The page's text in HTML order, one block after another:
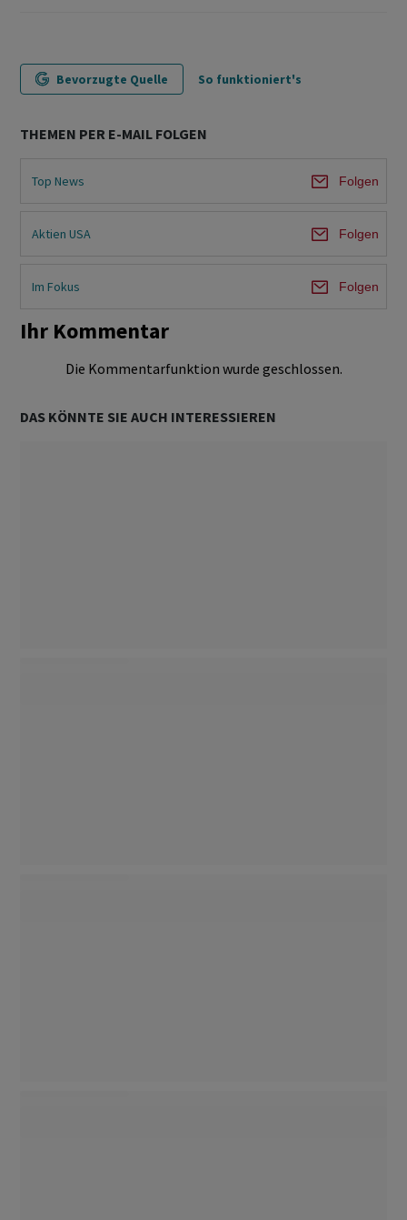
Bevorzugte Quelle So funktioniert's
THEMEN PER E-MAIL FOLGEN
Top News Folgen
Aktien USA Folgen
Im Fokus Folgen
Ihr Kommentar
Die Kommentarfunktion wurde geschlossen.
DAS KÖNNTE SIE AUCH INTERESSIEREN